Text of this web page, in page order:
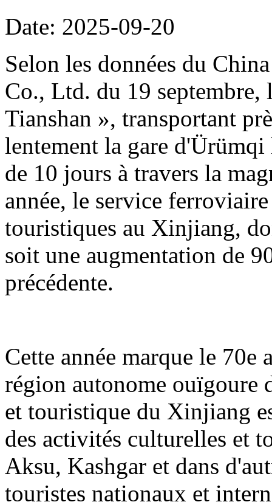
Date: 2025-09-20
Selon les données du
Co., Ltd. du 19
Tianshan », transportant
lentement la gare
de 10 jours à travers la
année, le service
touristiques au Xinjiang,
soit une augmentation de
précédente.
Cette année marque le
région autonome
et touristique du Xinjiang
des activités culturelles et
Aksu, Kashgar et dans
touristes nationaux et